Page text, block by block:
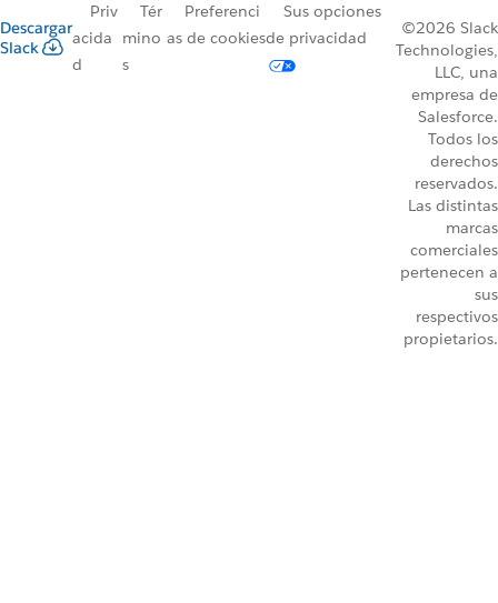
Descargar
Slack
Priv
acida
d
Tér
mino
s
Preferenci
as de cookies
Sus opciones
de privacidad
©2026 Slack
Technologies,
LLC, una
empresa de
Salesforce.
Todos los
derechos
reservados.
Las distintas
marcas
comerciales
pertenecen a
sus
respectivos
propietarios.